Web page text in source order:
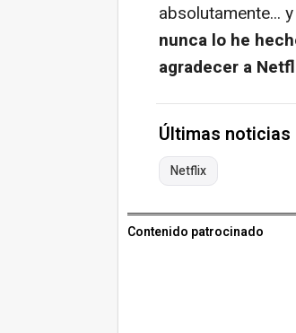
absolutamente... y
nunca lo he
agradecer a
Últimas
Netflix
Contenido patrocinado